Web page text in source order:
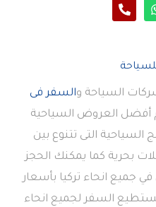
السياحة والسفر فى
أفضل العروض السياحية
التى تتنوع بين
بحرية كما يمكنك الحجز
جميع انحاء تركيا بأسعار
تستطيع السفر لجميع انحاء